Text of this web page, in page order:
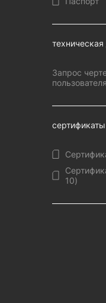
Запрос
сертификаты
10)